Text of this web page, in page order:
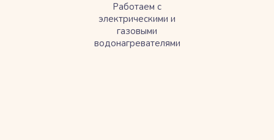
Работаем с
электрическими и
газовыми
водонагревателями